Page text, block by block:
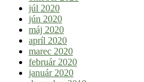
júl 2020
jún 2020
máj 2020
apríl 2020
marec 2020
február 2020
január 2020